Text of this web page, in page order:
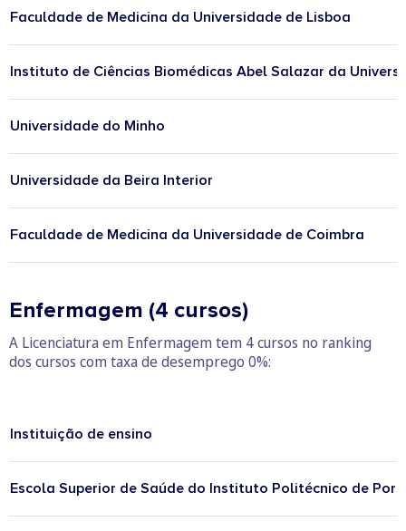
Faculdade de Medicina da Universidade de Lisboa
Instituto de Ciências Biomédicas Abel Salazar da
Universidade do Minho
Universidade da Beira Interior
Faculdade de Medicina da Universidade de Coimbra
Enfermagem (4 cursos)
A Licenciatura em Enfermagem tem 4 cursos no ranking
dos cursos com taxa de desemprego 0%:
Instituição de ensino
Escola Superior de Saúde do Instituto Politécnico de